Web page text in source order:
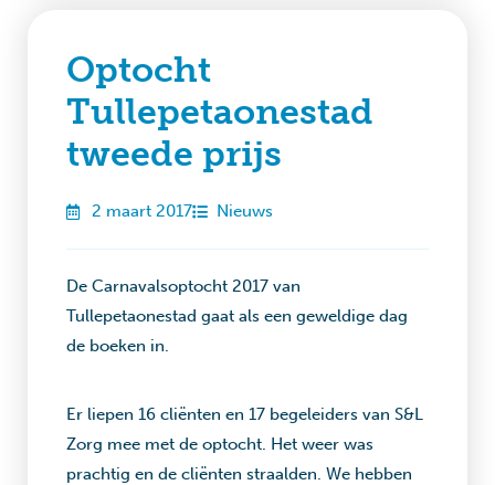
Optocht
Tullepetaonestad
tweede prijs
2 maart 2017 Nieuws
De Carnavalsoptocht 2017 van
Tullepetaonestad gaat als een geweldige dag
de boeken in.
Er liepen 16 cliënten en 17 begeleiders van S&L
Zorg mee met de optocht. Het weer was
prachtig en de cliënten straalden. We hebben